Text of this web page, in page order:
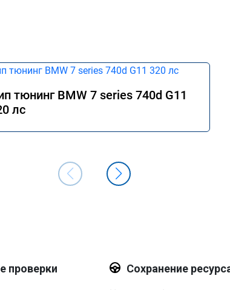
тюнинг BMW 7 series 740d G11
лс
проверки Сохранение